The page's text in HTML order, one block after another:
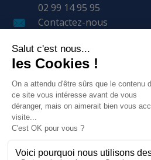
LE GROUPE
NOS SERVICES
02 99 14 95 95
Contactez-nous
BP 57 401
35 170 BRUZ